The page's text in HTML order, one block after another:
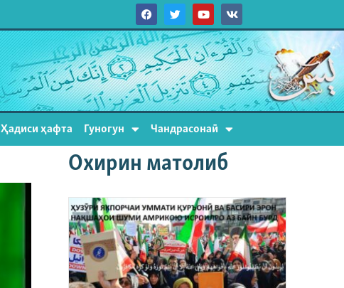
Ҳадиси ҳафта Гуногун Чандрасонаӣ
Охирин матолиб